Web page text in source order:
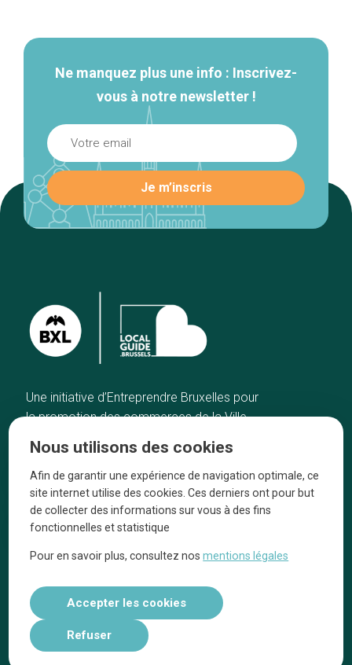
Ne manquez plus une info : Inscrivez-
vous à notre newsletter !
Une initiative d’Entreprendre Bruxelles pour
la promotion des commerces de la Ville
Accueil
Bonnes adresses
Quartiers
Blog
Tops 10
Artisans
A propos
On parle de nous
Nous utilisons des cookies
Afin de garantir une expérience de navigation optimale, ce
site internet utilise des cookies. Ces derniers ont pour but
de collecter des informations sur vous à des fins
fonctionnelles et statistique
Pour en savoir plus, consultez nosmentions légales
Accepter les cookies
Refuser